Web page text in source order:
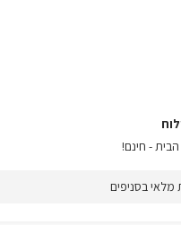
- חינם!
מלאי בסניפים